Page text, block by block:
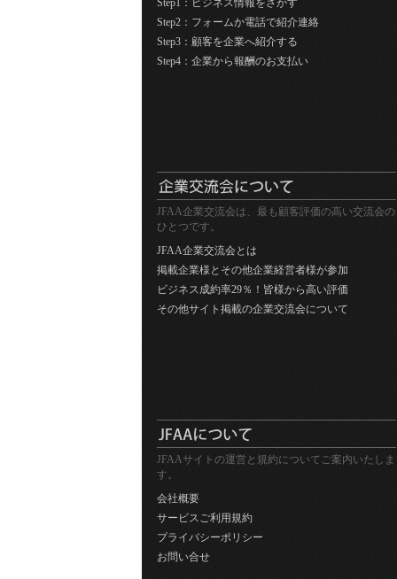
Step1：ビジネス情報をさがす
Step2：フォームか電話で紹介連絡
Step3：顧客を企業へ紹介する
Step4：企業から報酬のお支払い
JFAA企業交流会は、最も顧客評価の高い交流会の
ひとつです。
JFAA企業交流会とは
掲載企業様とその他企業経営者様が参加
ビジネス成約率29％！皆様から高い評価
その他サイト掲載の企業交流会について
JFAAサイトの運営と規約についてご案内いたしま
す。
会社概要
サービスご利用規約
プライバシーポリシー
お問い合せ